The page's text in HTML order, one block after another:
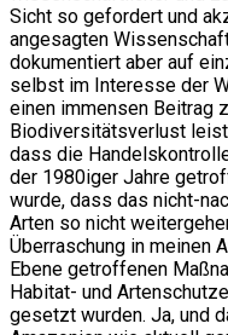
Sicht so gefordert und
angesagten
dokumentiert aber auf
selbst im Interesse der
einen immensen Beitrag
Biodiversitätsverlust
dass die
der 1980iger Jahre
wurde, dass das nicht-
Arten so nicht
Überraschung in meinen
Ebene getroffenen
Habitat- und
gesetzt wurden. Ja, und